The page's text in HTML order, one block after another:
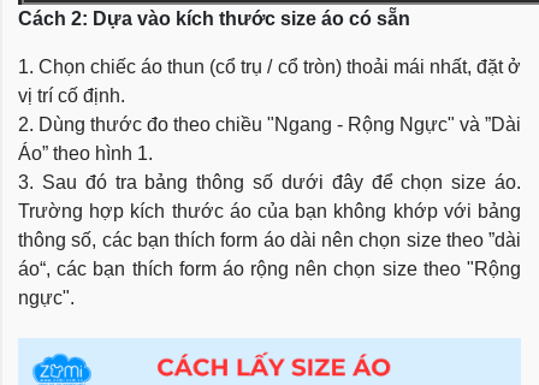
Cách 2: Dựa vào kích thước size áo có sẵn
1. Chọn chiếc áo thun (cổ trụ / cổ tròn) thoải mái nhất, đặt ở
vị trí cố định.
2. Dùng thước đo theo chiều "Ngang - Rộng Ngực" và ”Dài
Áo” theo hình 1.
3. Sau đó tra bảng thông số dưới đây để chọn size áo.
Trường hợp kích thước áo của bạn không khớp với bảng
thông số, các bạn thích form áo dài nên chọn size theo ”dài
áo“, các bạn thích form áo rộng nên chọn size theo "Rộng
ngực".